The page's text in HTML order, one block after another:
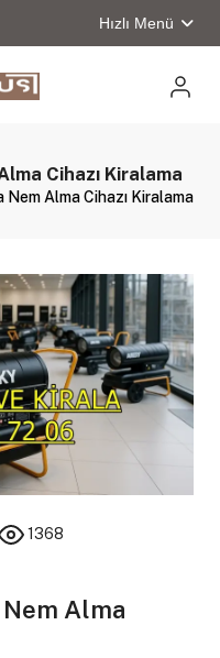
Hızlı Menü
Cihazı Kiralama
Alma Cihazı Kiralama
1368
Alma